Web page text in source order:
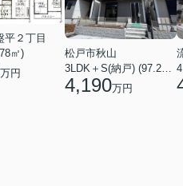
平２丁目
㎡)
万円
松戸市秋山
3LDK＋S(納戸) (97.29㎡)
4,190万円